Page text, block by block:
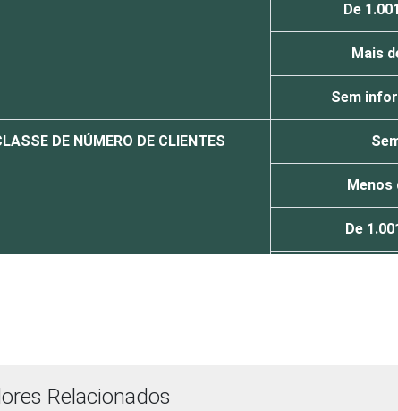
De
Mais
Sem
DE NÚMERO DE CLIENTES
Menos
De
Relacionados